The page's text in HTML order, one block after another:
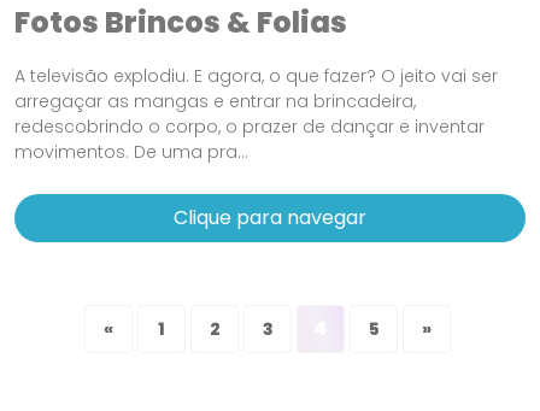
Fotos Brincos & Folias
A televisão explodiu. E agora, o que fazer? O jeito vai ser
arregaçar as mangas e entrar na brincadeira,
redescobrindo o corpo, o prazer de dançar e inventar
movimentos. De uma pra...
Clique para navegar
« 1 2 3 5 »